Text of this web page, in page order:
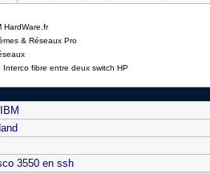
HardWare.fr
& Réseaux Pro
fibre entre deux switch HP
3550 en ssh